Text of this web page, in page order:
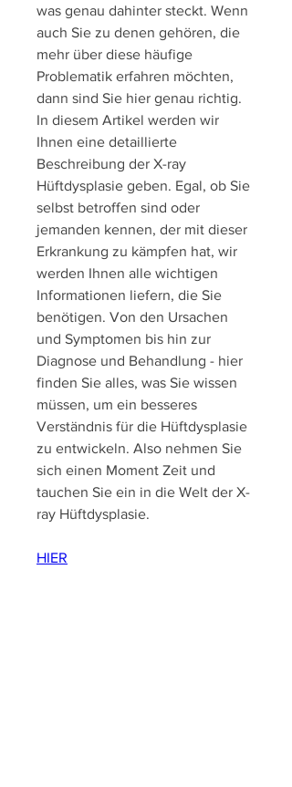
was genau dahinter steckt. Wenn
auch Sie zu denen gehören, die
mehr über diese häufige
Problematik erfahren möchten,
dann sind Sie hier genau richtig.
In diesem Artikel werden wir
Ihnen eine detaillierte
Beschreibung der X-ray
Hüftdysplasie geben. Egal, ob Sie
selbst betroffen sind oder
jemanden kennen, der mit dieser
Erkrankung zu kämpfen hat, wir
werden Ihnen alle wichtigen
Informationen liefern, die Sie
benötigen. Von den Ursachen
und Symptomen bis hin zur
Diagnose und Behandlung - hier
finden Sie alles, was Sie wissen
müssen, um ein besseres
Verständnis für die Hüftdysplasie
zu entwickeln. Also nehmen Sie
sich einen Moment Zeit und
tauchen Sie ein in die Welt der X-
ray Hüftdysplasie.
HIER